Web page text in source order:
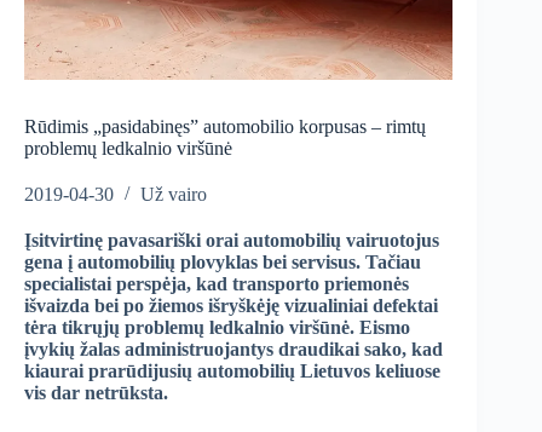
Rūdimis „pasidabinęs” automobilio korpusas – rimtų
problemų ledkalnio viršūnė
2019-04-30 Už vairo
Įsitvirtinę pavasariški orai automobilių vairuotojus
gena į automobilių plovyklas bei servisus. Tačiau
specialistai perspėja, kad transporto priemonės
išvaizda bei po žiemos išryškėję vizualiniai defektai
tėra tikrųjų problemų ledkalnio viršūnė. Eismo
įvykių žalas administruojantys draudikai sako, kad
kiaurai prarūdijusių automobilių Lietuvos keliuose
vis dar netrūksta.